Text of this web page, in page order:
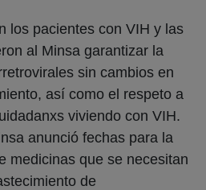
los pacientes con VIH y las
al Minsa garantizar la
sin cambios en
así como el respeto a
viviendo con VIH.
anunció fechas para la
medicinas que se necesitan
de